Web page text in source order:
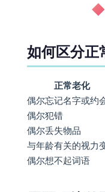
如何区分正
正常老化
偶尔忘记名字或约
偶尔犯错
偶尔丢失物品
与年龄有关的视力
偶尔想不起词语